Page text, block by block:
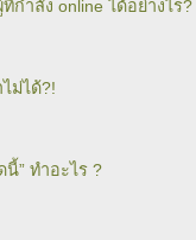
ำลัง online ได้อย่างไร?
ม่ได้?!
” ทำอะไร ?